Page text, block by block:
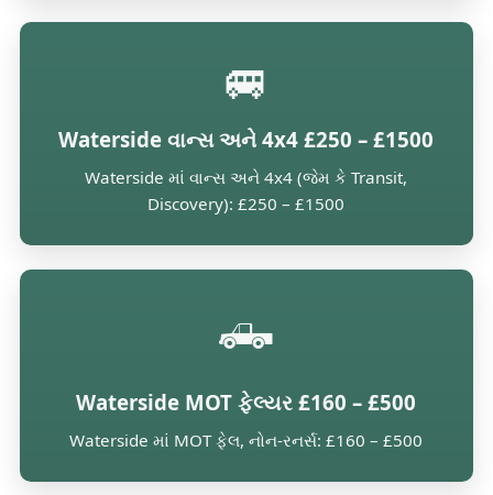
🚐
Waterside વાન્સ અને 4x4 £250 – £1500
Waterside માં વાન્સ અને 4x4 (જેમ કે Transit,
Discovery): £250 – £1500
🛻
Waterside MOT ફેલ્યર £160 – £500
Waterside માં MOT ફેલ, નોન-રનર્સ: £160 – £500